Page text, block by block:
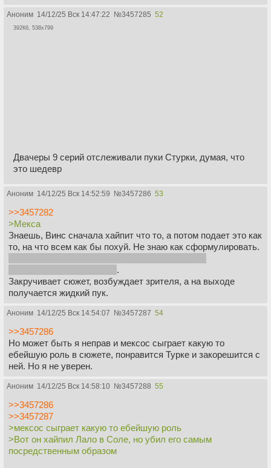
Аноним 14/12/25 Вск 14:47:22 №3457285 52
392Кб, 538x799
Двачеры 9 серий отслеживали пуки Стурки, думая, что
это шедевр
Аноним 14/12/25 Вск 14:52:59 №3457286 53
>>3457282
>Мекса
Знаешь, Винс сначала хайпит что то, а потом подает это как
то, на что всем как бы похуй. Не знаю как сформулировать.
.
Закручивает сюжет, возбуждает зрителя, а на выходе
получается жидкий пук.
Аноним 14/12/25 Вск 14:54:07 №3457287 54
>>3457286
Но может быть я неправ и мексос сыграет какую то
ебейшую роль в сюжете, понравится Турке и закорешится с
ней. Но я не уверен.
Аноним 14/12/25 Вск 14:58:10 №3457288 55
>>3457286
>>3457287
>мексос сыграет какую то ебейшую роль
>Вот он хайпил Лало в Соле, но убил его самым
посредственным образом